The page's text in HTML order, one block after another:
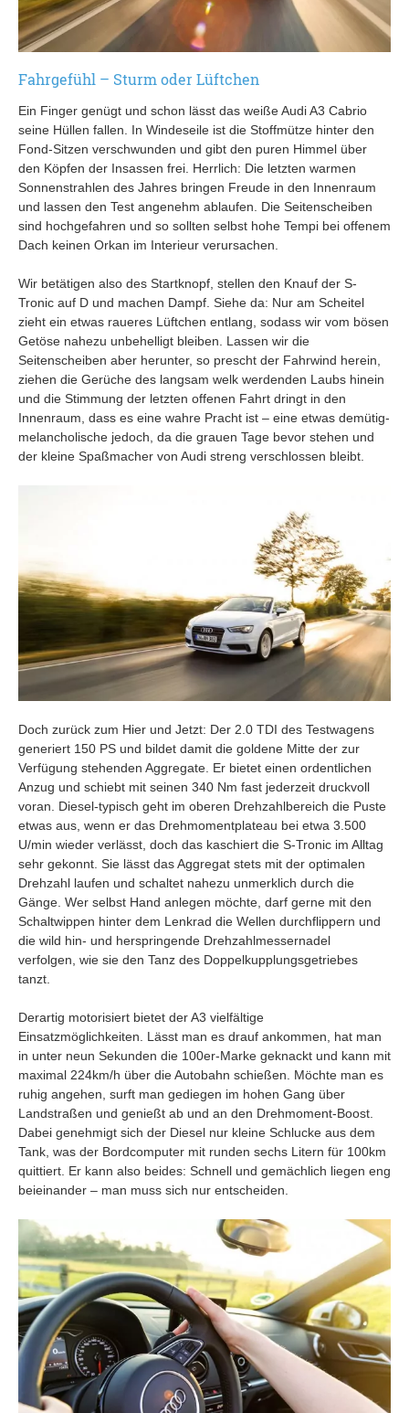
Fahrgefühl – Sturm oder Lüftchen
Ein Finger genügt und schon lässt das weiße Audi A3 Cabrio
seine Hüllen fallen. In Windeseile ist die Stoffmütze hinter den
Fond-Sitzen verschwunden und gibt den puren Himmel über
den Köpfen der Insassen frei. Herrlich: Die letzten warmen
Sonnenstrahlen des Jahres bringen Freude in den Innenraum
und lassen den Test angenehm ablaufen. Die Seitenscheiben
sind hochgefahren und so sollten selbst hohe Tempi bei offenem
Dach keinen Orkan im Interieur verursachen.
Wir betätigen also des Startknopf, stellen den Knauf der S-
Tronic auf D und machen Dampf. Siehe da: Nur am Scheitel
zieht ein etwas raueres Lüftchen entlang, sodass wir vom bösen
Getöse nahezu unbehelligt bleiben. Lassen wir die
Seitenscheiben aber herunter, so prescht der Fahrwind herein,
ziehen die Gerüche des langsam welk werdenden Laubs hinein
und die Stimmung der letzten offenen Fahrt dringt in den
Innenraum, dass es eine wahre Pracht ist – eine etwas demütig-
melancholische jedoch, da die grauen Tage bevor stehen und
der kleine Spaßmacher von Audi streng verschlossen bleibt.
Doch zurück zum Hier und Jetzt: Der 2.0 TDI des Testwagens
generiert 150 PS und bildet damit die goldene Mitte der zur
Verfügung stehenden Aggregate. Er bietet einen ordentlichen
Anzug und schiebt mit seinen 340 Nm fast jederzeit druckvoll
voran. Diesel-typisch geht im oberen Drehzahlbereich die Puste
etwas aus, wenn er das Drehmomentplateau bei etwa 3.500
U/min wieder verlässt, doch das kaschiert die S-Tronic im Alltag
sehr gekonnt. Sie lässt das Aggregat stets mit der optimalen
Drehzahl laufen und schaltet nahezu unmerklich durch die
Gänge. Wer selbst Hand anlegen möchte, darf gerne mit den
Schaltwippen hinter dem Lenkrad die Wellen durchflippern und
die wild hin- und herspringende Drehzahlmessernadel
verfolgen, wie sie den Tanz des Doppelkupplungsgetriebes
tanzt.
Derartig motorisiert bietet der A3 vielfältige
Einsatzmöglichkeiten. Lässt man es drauf ankommen, hat man
in unter neun Sekunden die 100er-Marke geknackt und kann mit
maximal 224km/h über die Autobahn schießen. Möchte man es
ruhig angehen, surft man gediegen im hohen Gang über
Landstraßen und genießt ab und an den Drehmoment-Boost.
Dabei genehmigt sich der Diesel nur kleine Schlucke aus dem
Tank, was der Bordcomputer mit runden sechs Litern für 100km
quittiert. Er kann also beides: Schnell und gemächlich liegen eng
beieinander – man muss sich nur entscheiden.